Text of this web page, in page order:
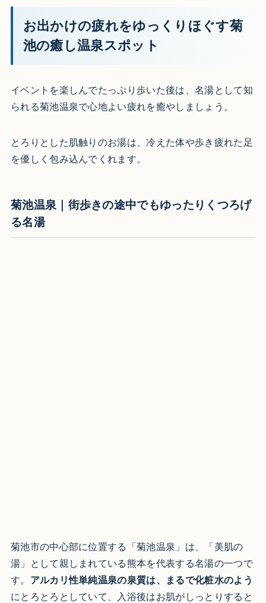
お出かけの疲れをゆっくりほぐす菊
池の癒し温泉スポット
イベントを楽しんでたっぷり歩いた後は、名湯として知
られる菊池温泉で心地よい疲れを癒やしましょう。
とろりとした肌触りのお湯は、冷えた体や歩き疲れた足
を優しく包み込んでくれます。
菊池温泉｜街歩きの途中でもゆったりくつろげ
る名湯
菊池市の中心部に位置する「菊池温泉」は、「美肌の
湯」として親しまれている熊本を代表する名湯の一つで
す。 アルカリ性単純温泉の泉質は、まるで化粧水のよう
にとろとろとしていて、入浴後はお肌がしっとりすると